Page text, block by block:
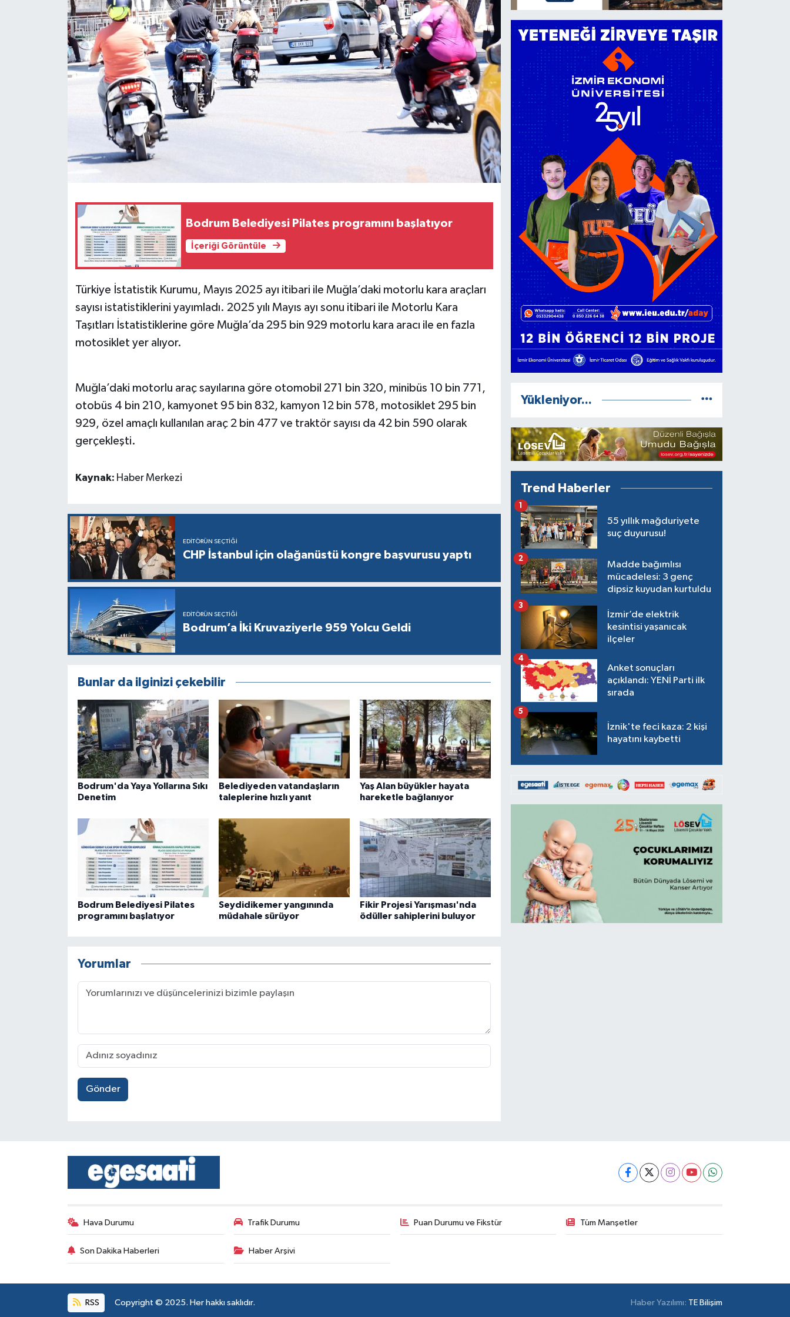
Bodrum Belediyesi Pilates programını başlatıyor
İçeriği Görüntüle
Türkiye İstatistik Kurumu, Mayıs 2025 ayı itibari ile Muğla’daki motorlu kara araçları
sayısı istatistiklerini yayımladı. 2025 yılı Mayıs ayı sonu itibari ile Motorlu Kara
Taşıtları İstatistiklerine göre Muğla’da 295 bin 929 motorlu kara aracı ile en fazla
motosiklet yer alıyor.
Muğla’daki motorlu araç sayılarına göre otomobil 271 bin 320, minibüs 10 bin 771,
otobüs 4 bin 210, kamyonet 95 bin 832, kamyon 12 bin 578, motosiklet 295 bin
929, özel amaçlı kullanılan araç 2 bin 477 ve traktör sayısı da 42 bin 590 olarak
gerçekleşti.
Kaynak: Haber Merkezi
EDITÖRÜN SEÇTIĞI
CHP İstanbul için olağanüstü kongre başvurusu yaptı
EDITÖRÜN SEÇTIĞI
Bodrum’a İki Kruvaziyerle 959 Yolcu Geldi
Bunlar da ilginizi çekebilir
Bodrum'da Yaya Yollarına Sıkı
Denetim
Belediyeden vatandaşların
taleplerine hızlı yanıt
Yaş Alan büyükler hayata
hareketle bağlanıyor
Bodrum Belediyesi Pilates
programını başlatıyor
Seydidikemer yangınında
müdahale sürüyor
Fikir Projesi Yarışması'nda
ödüller sahiplerini buluyor
Yorumlar
Gönder
Yükleniyor...
Trend Haberler
55 yıllık mağduriyete
suç duyurusu!
1
Madde bağımlısı
mücadelesi: 3 genç
dipsiz kuyudan kurtuldu
2
İzmir’de elektrik
kesintisi yaşanıcak
ilçeler
3
Anket sonuçları
açıklandı: YENİ Parti ilk
sırada
4
İznik'te feci kaza: 2 kişi
hayatını kaybetti
5
Hava Durumu Trafik Durumu Puan Durumu ve Fikstür Tüm Manşetler
Son Dakika Haberleri Haber Arşivi
RSS Copyright © 2025. Her hakkı saklıdır. Haber Yazılımı: TE Bilişim